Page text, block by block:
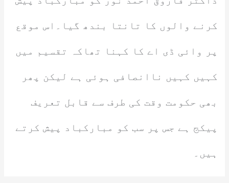
کرنے والوں کا تانتا بندھ گیا۔اس موقع
پر وائی ڈی اے کا کہنا تھاکہ تقسیم میں
کہیں کہیں ناانصافی ہوئی ہے لیکن پھر
بھی حکومت وقت کی طرف سے قابل تعریف
پیکج ہے جس پر سب کو مبارکباد پیش کرتے
ہیں۔